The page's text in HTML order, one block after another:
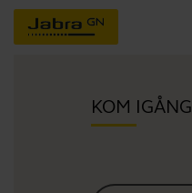
KOM IGÅNG